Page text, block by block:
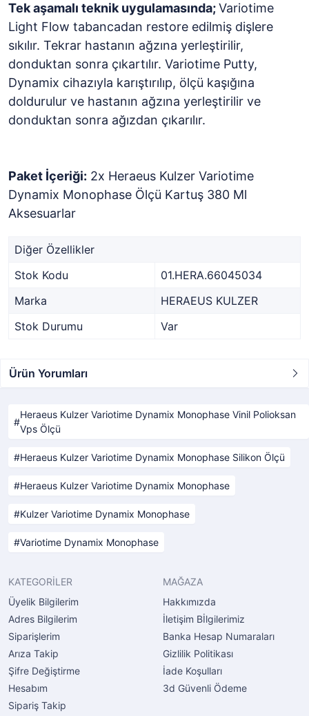
Tek aşamalı teknik uygulamasında;Variotime
Light Flow tabancadan restore edilmiş dişlere
sıkılır. Tekrar hastanın ağzına yerleştirilir,
donduktan sonra çıkartılır. Variotime Putty,
Dynamix cihazıyla karıştırılıp, ölçü kaşığına
doldurulur ve hastanın ağzına yerleştirilir ve
donduktan sonra ağızdan çıkarılır.
Paket İçeriği: 2x Heraeus Kulzer Variotime
Dynamix Monophase Ölçü Kartuş 380 Ml
Aksesuarlar
Diğer Özellikler
Stok Kodu
01.HERA.66045034
Marka
HERAEUS KULZER
Stok Durumu
Var
Ürün Yorumları
Heraeus Kulzer Variotime Dynamix Monophase Vinil Polioksan
Vps Ölçü
Heraeus Kulzer Variotime Dynamix Monophase Silikon Ölçü
Heraeus Kulzer Variotime Dynamix Monophase
Kulzer Variotime Dynamix Monophase
Variotime Dynamix Monophase
KATEGORİLER
Üyelik Bilgilerim
Adres Bilgilerim
Siparişlerim
Arıza Takip
Şifre Değiştirme
Hesabım
Sipariş Takip
MAĞAZA
Hakkımızda
İletişim Bİlgilerimiz
Banka Hesap Numaraları
Gizlilik Politikası
İade Koşulları
3d Güvenli Ödeme